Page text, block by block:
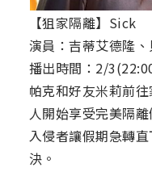
【狙家隔離】Sick
演員：吉蒂艾德隆
播出時間：2/
帕克和好友米莉前
人開始享受完美隔
入侵者讓假期急轉
決。